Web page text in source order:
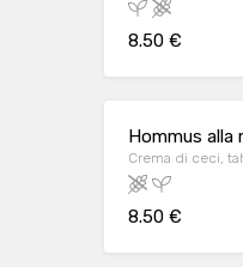
8.50 €
Hommus alla
Crema di ceci,
8.50 €